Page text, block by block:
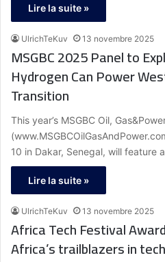
Lire la suite »
UlrichTeKuv 13 novembre 2025
MSGBC 2025 Panel to
Hydrogen Can Power
Transition
This year’s MSGBC Oil,
10 in Dakar, Senegal, will feature
Lire la suite »
UlrichTeKuv 13 novembre 2025
Africa Tech Festival
Africa’s trailblazers in